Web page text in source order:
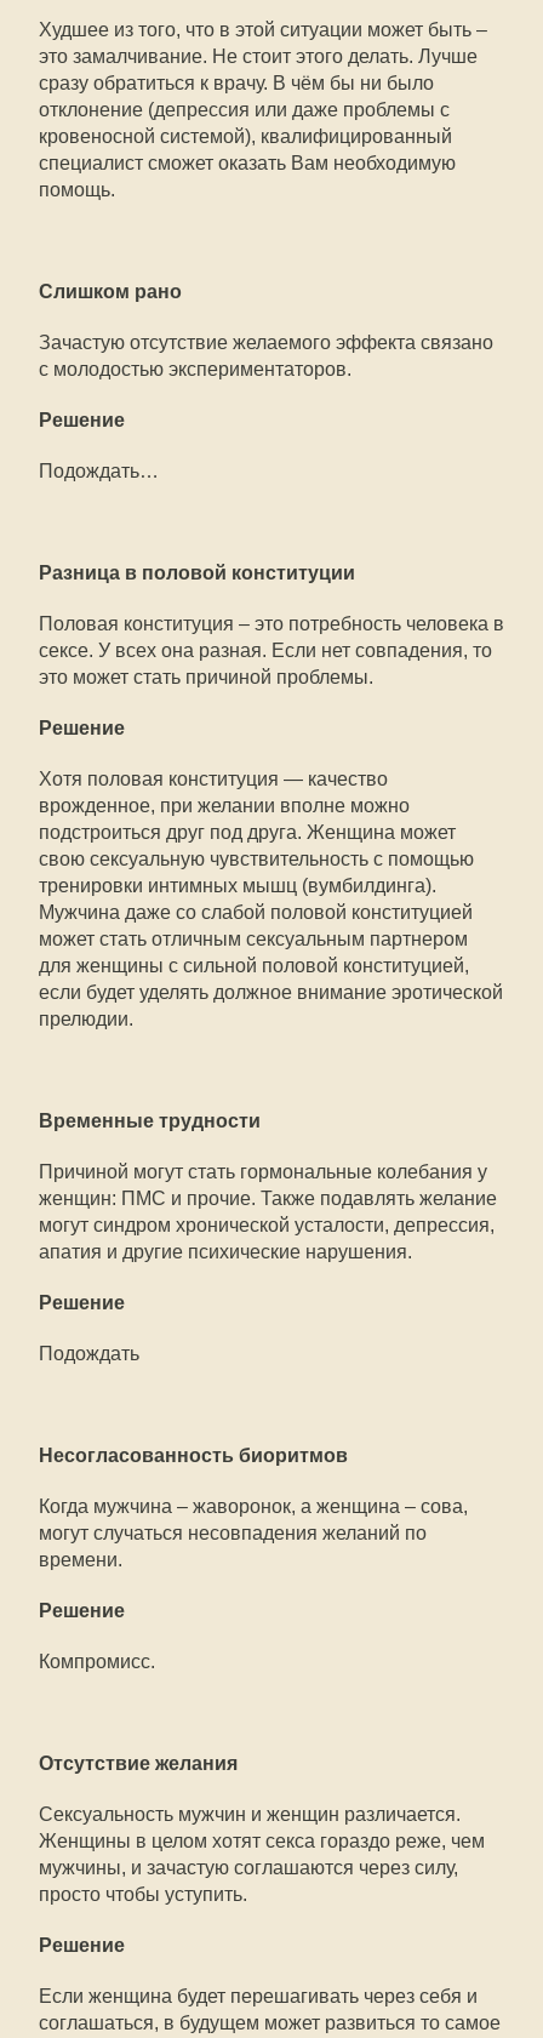
Худшее из того, что в этой ситуации может быть –
это замалчивание. Не стоит этого делать. Лучше
сразу обратиться к врачу. В чём бы ни было
отклонение (депрессия или даже проблемы с
кровеносной системой), квалифицированный
специалист сможет оказать Вам необходимую
помощь.
Слишком рано
Зачастую отсутствие желаемого эффекта связано
с молодостью экспериментаторов.
Решение
Подождать…
Разница в половой конституции
Половая конституция – это потребность человека в
сексе. У всех она разная. Если нет совпадения, то
это может стать причиной проблемы.
Решение
Хотя половая конституция — качество
врожденное, при желании вполне можно
подстроиться друг под друга. Женщина может
свою сексуальную чувствительность с помощью
тренировки интимных мышц (вумбилдинга).
Мужчина даже со слабой половой конституцией
может стать отличным сексуальным партнером
для женщины с сильной половой конституцией,
если будет уделять должное внимание эротической
прелюдии.
Временные трудности
Причиной могут стать гормональные колебания у
женщин: ПМС и прочие. Также подавлять желание
могут синдром хронической усталости, депрессия,
апатия и другие психические нарушения.
Решение
Подождать
Несогласованность биоритмов
Когда мужчина – жаворонок, а женщина – сова,
могут случаться несовпадения желаний по
времени.
Решение
Компромисс.
Отсутствие желания
Сексуальность мужчин и женщин различается.
Женщины в целом хотят секса гораздо реже, чем
мужчины, и зачастую соглашаются через силу,
просто чтобы уступить.
Решение
Если женщина будет перешагивать через себя и
соглашаться, в будущем может развиться то самое